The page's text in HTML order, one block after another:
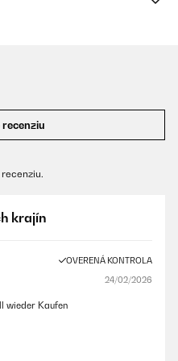
krajín
OVERENÁ KONTROLA
24/02/2026
wieder Kaufen